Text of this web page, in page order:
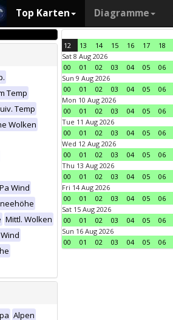
Top Karten Diagramme
Temp
Temp
Wolken
Wind
Mittl. Wolken
Alpen
12 13 14 15 16 17 18
Sat 8 Aug 2026
00
01 02 03 04 05 06
Sun 9 Aug 2026
00
01 02 03 04 05 06
Mon 10 Aug 2026
00
01 02 03 04 05 06
Tue 11 Aug 2026
00
01 02 03 04 05 06
Wed 12 Aug 2026
00
01 02 03 04 05 06
Thu 13 Aug 2026
00
01 02 03 04 05 06
Fri 14 Aug 2026
00
01 02 03 04 05 06
Sat 15 Aug 2026
00
01 02 03 04 05 06
Sun 16 Aug 2026
00
01 02 03 04 05 06